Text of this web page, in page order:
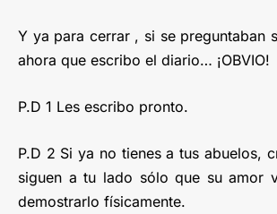
Y ya para cerrar , si se preguntaban
ahora que escribo el diario… ¡OBVIO!
P.D 1 Les escribo pronto.
P.D 2 Si ya no tienes a tus abuelos,
siguen a tu lado sólo que su amor
demostrarlo físicamente.